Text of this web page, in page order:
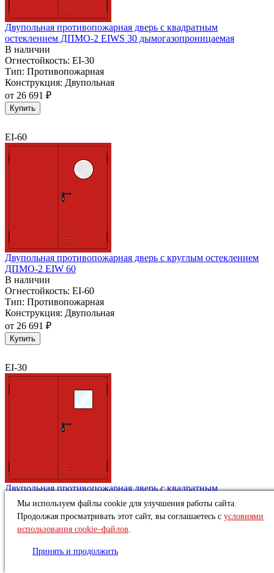
Двупольная противопожарная дверь с квадратным
остеклением ДПМО-2 EIWS 30 дымогазопроницаемая
В наличии
Огнестойкость: EI-30
Тип: Противопожарная
Конструкция: Двупольная
от 26 691 ₽
Купить
EI-60
Двупольная противопожарная дверь с круглым остеклением
ДПМО-2 EIW 60
В наличии
Огнестойкость: EI-60
Тип: Противопожарная
Конструкция: Двупольная
от 26 691 ₽
Купить
EI-30
Двупольная противопожарная дверь с квадратным
остеклением ДПМО-2 EIW 30
Огнестойкость: EI-30
Тип: Противопожарная
26 691 ₽
Мы используем файлы cookie для улучшения работы сайта.
Продолжая просматривать этот сайт, вы соглашаетесь с условиями
использования cookie–файлов.
Принять и продолжить